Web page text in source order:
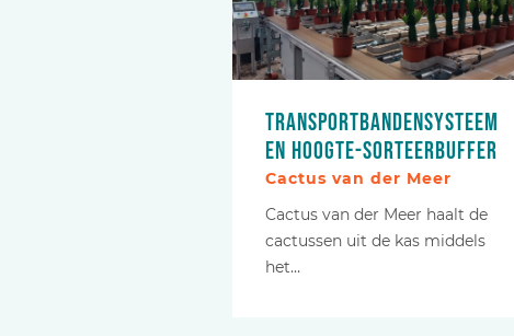
Transportbandensysteem
en hoogte-sorteerbuffer
Cactus van der Meer
Cactus van der Meer haalt de
cactussen uit de kas middels
het…